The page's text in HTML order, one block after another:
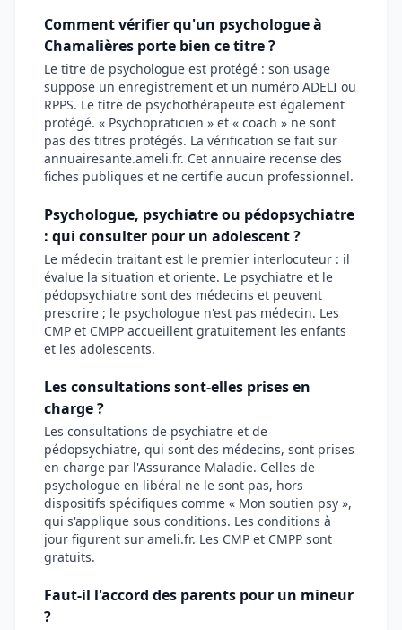
Comment vérifier qu'un psychologue à
Chamalières porte bien ce titre ?
Le titre de psychologue est protégé : son usage
suppose un enregistrement et un numéro ADELI ou
RPPS. Le titre de psychothérapeute est également
protégé. « Psychopraticien » et « coach » ne sont
pas des titres protégés. La vérification se fait sur
annuairesante.ameli.fr. Cet annuaire recense des
fiches publiques et ne certifie aucun professionnel.
Psychologue, psychiatre ou pédopsychiatre
: qui consulter pour un adolescent ?
Le médecin traitant est le premier interlocuteur : il
évalue la situation et oriente. Le psychiatre et le
pédopsychiatre sont des médecins et peuvent
prescrire ; le psychologue n'est pas médecin. Les
CMP et CMPP accueillent gratuitement les enfants
et les adolescents.
Les consultations sont-elles prises en
charge ?
Les consultations de psychiatre et de
pédopsychiatre, qui sont des médecins, sont prises
en charge par l'Assurance Maladie. Celles de
psychologue en libéral ne le sont pas, hors
dispositifs spécifiques comme « Mon soutien psy »,
qui s'applique sous conditions. Les conditions à
jour figurent sur ameli.fr. Les CMP et CMPP sont
gratuits.
Faut-il l'accord des parents pour un mineur
?